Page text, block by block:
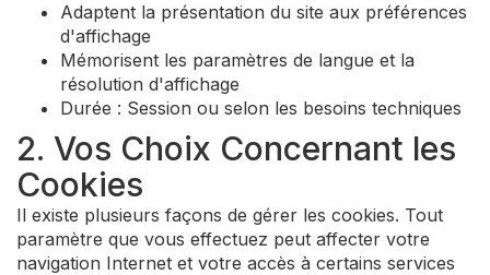
Adaptent la présentation du site aux préférences
d'affichage
Mémorisent les paramètres de langue et la
résolution d'affichage
Durée : Session ou selon les besoins techniques
2. Vos Choix Concernant les
Cookies
Il existe plusieurs façons de gérer les cookies. Tout
paramètre que vous effectuez peut affecter votre
navigation Internet et votre accès à certains services